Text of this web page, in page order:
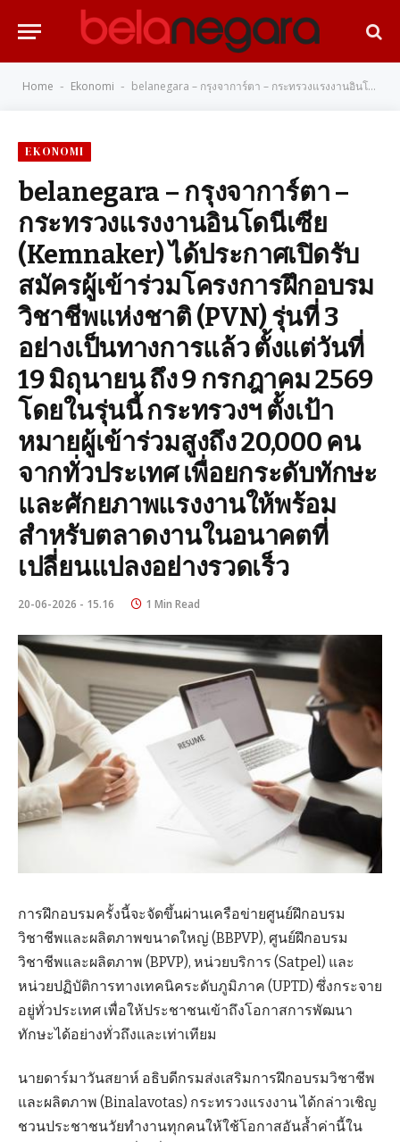
Home - Ekonomi - belanegara – กรุงจาการ์ตา – กระทรวงแรงงานอินโดนีเซีย (Kemnaker) ได้ประกาศเปิดรับสมัครผู้เข้าร่วมโครงการฝึกอบรมวิชาชีพแห่งชาติ (PVN) รุ่นที่ 3 อย่างเป็นทางการแล้ว ตั้งแต่วันที่ 19 มิถุนายน ถึง 9 กรกฎาคม 2569 โดยในรุ่นนี้ กระทรวงฯ ตั้งเป้าหมายผู้เข้าร่วมสูงถึง 20,000 คนจากทั่วประเทศ เพื่อยกระดับทักษะและศักยภาพแรงงานให้พร้อมสำหรับตลาดงานในอนาคตที่เปลี่ยนแปลงอย่างรวดเร็ว
EKONOMI
belanegara – กรุงจาการ์ตา –
กระทรวงแรงงานอินโดนีเซีย
(Kemnaker) ได้ประกาศเปิดรับ
สมัครผู้เข้าร่วมโครงการฝึกอบรม
วิชาชีพแห่งชาติ (PVN) รุ่นที่ 3
อย่างเป็นทางการแล้ว ตั้งแต่วันที่
19 มิถุนายน ถึง 9 กรกฎาคม 2569
โดยในรุ่นนี้ กระทรวงฯ ตั้งเป้า
หมายผู้เข้าร่วมสูงถึง 20,000 คน
จากทั่วประเทศ เพื่อยกระดับทักษะ
และศักยภาพแรงงานให้พร้อม
สำหรับตลาดงานในอนาคตที่
เปลี่ยนแปลงอย่างรวดเร็ว
20-06-2026 - 15.16 1 Min Read
การฝึกอบรมครั้งนี้จะจัดขึ้นผ่านเครือข่ายศูนย์ฝึกอบรม
วิชาชีพและผลิตภาพขนาดใหญ่ (BBPVP), ศูนย์ฝึกอบรม
วิชาชีพและผลิตภาพ (BPVP), หน่วยบริการ (Satpel) และ
หน่วยปฏิบัติการทางเทคนิคระดับภูมิภาค (UPTD) ซึ่งกระจาย
อยู่ทั่วประเทศ เพื่อให้ประชาชนเข้าถึงโอกาสการพัฒนา
ทักษะได้อย่างทั่วถึงและเท่าเทียม
นายดาร์มาวันสยาห์ อธิบดีกรมส่งเสริมการฝึกอบรมวิชาชีพ
และผลิตภาพ (Binalavotas) กระทรวงแรงงาน ได้กล่าวเชิญ
ชวนประชาชนวัยทำงานทุกคนให้ใช้โอกาสอันล้ำค่านี้ใน